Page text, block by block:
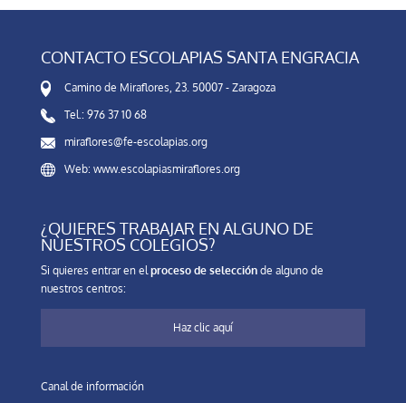
CONTACTO ESCOLAPIAS SANTA ENGRACIA
Camino de Miraflores, 23. 50007 - Zaragoza
Tel.: 976 37 10 68
miraflores@fe-escolapias.org
Web: www.escolapiasmiraflores.org
¿QUIERES TRABAJAR EN ALGUNO DE
NUESTROS COLEGIOS?
Si quieres entrar en elproceso de selecciónde alguno de
nuestros centros:
Haz clic aquí
Canal de información